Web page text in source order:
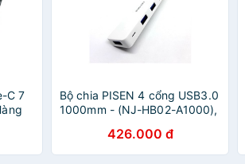
C 7
Bộ chia PISEN 4 cổng USB3.0
1000mm - (NJ-HB02-A1000),
426.000 đ